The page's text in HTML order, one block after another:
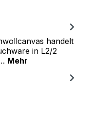
handelt
in L2/2
Mehr